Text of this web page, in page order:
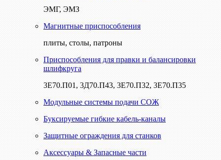
ЭМГ, ЭМЗ
Магнитные приспособления
плиты, столы, патроны
Приспособления для правки и балансировки
шлифкруга
3Е70.П01, 3Д70.П43, 3Е70.П32, 3Е70.П35
Модульные системы подачи СОЖ
Буксируемые гибкие кабель-каналы
Защитные ограждения для станков
Аксессуары & Запасные части